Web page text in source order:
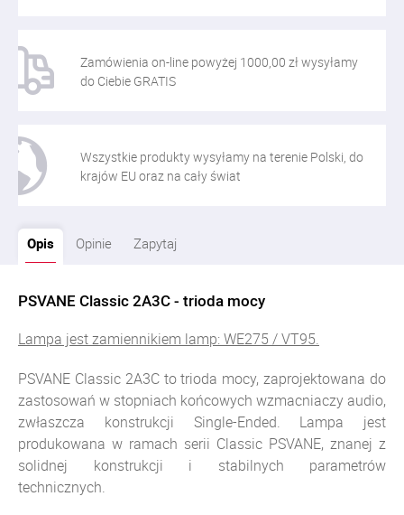
Zamówienia on-line powyżej 1000,00 zł wysyłamy
do Ciebie GRATIS
Wszystkie produkty wysyłamy na terenie Polski, do
krajów EU oraz na cały świat
Opis Opinie Zapytaj
PSVANE Classic 2A3C - trioda mocy
Lampa jest zamiennikiem lamp: WE275 / VT95.
PSVANE Classic 2A3C to trioda mocy, zaprojektowana do
zastosowań w stopniach końcowych wzmacniaczy audio,
zwłaszcza konstrukcji Single-Ended. Lampa jest
produkowana w ramach serii Classic PSVANE, znanej z
solidnej konstrukcji i stabilnych parametrów
technicznych.